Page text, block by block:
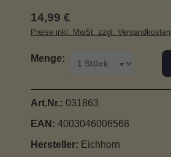
Regulärer Preis:
14,99 €
Preise inkl. MwSt. zzgl. Versandkosten
Menge:
Art.Nr.: 031863
EAN: 4003046006568
Hersteller: Eichhorn